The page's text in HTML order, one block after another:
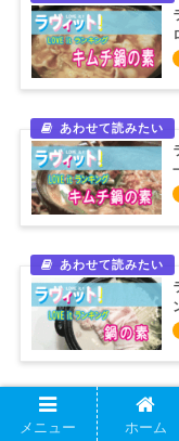
＊『サタデープラス
メニュー ホーム